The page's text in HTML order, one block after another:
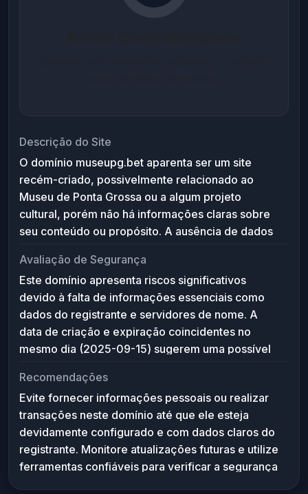
Descrição do Site
O domínio museupg.bet aparenta ser um site
recém-criado, possivelmente relacionado ao
Museu de Ponta Grossa ou a algum projeto
cultural, porém não há informações claras sobre
seu conteúdo ou propósito. A ausência de dados
site ainda não está ativo ou configurado,
dificultando a identificação de sua funcionalidade
ou confiabilidade.
Avaliação de Segurança
Este domínio apresenta riscos significativos
devido à falta de informações essenciais como
dados do registrante e servidores de nome. A
data de criação e expiração coincidentes no
mesmo dia (2025-09-15) sugerem uma possível
se cautela ao acessar ou interagir com este site,
pois pode estar inativo, ser um placeholder ou até
mesmo um domínio potencialmente malicioso.
Recomendações
Evite fornecer informações pessoais ou realizar
transações neste domínio até que ele esteja
devidamente configurado e com dados claros do
registrante. Monitore atualizações futuras e utilize
ferramentas confiáveis para verificar a segurança